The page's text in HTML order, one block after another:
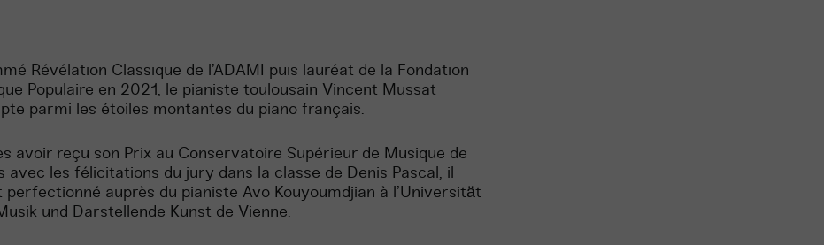
Révélation Classique de l’ADAMI puis lauréat de la Fondation
Populaire en 2021, le pianiste toulousain Vincent Mussat
parmi les étoiles montantes du piano français.
avoir reçu son Prix au Conservatoire Supérieur de Musique de
avec les félicitations du jury dans la classe de Denis Pascal, il
perfectionné auprès du pianiste Avo Kouyoumdjian à l’Universität
und Darstellende Kunst de Vienne.